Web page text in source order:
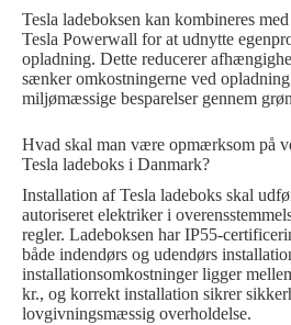
Tesla ladeboksen kan kombineres
Tesla Powerwall for at udnytte
opladning. Dette reducerer
sænker omkostningerne ved
miljømæssige besparelser gennem
Hvad skal man være opmærksom på
Tesla ladeboks i Danmark?
Installation af Tesla ladeboks skal
autoriseret elektriker i
regler. Ladeboksen har IP55-
både indendørs og udendørs
installationsomkostninger ligger
kr., og korrekt installation sikrer
lovgivningsmæssig overholdelse.